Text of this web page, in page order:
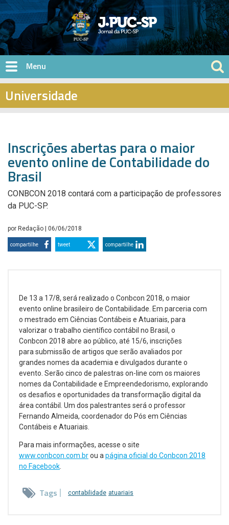
Pular para o conteúdo principal
Universidade
Inscrições abertas para o maior
evento online de Contabilidade do
Brasil
CONBCON 2018 contará com a participação de professores
da PUC-SP.
por Redação | 06/06/2018
compartilhe tweet compartilhe
De 13 a 17/8, será realizado o Conbcon 2018, o maior
evento online brasileiro de Contabilidade. Em parceria com
o mestrado em Ciências Contábeis e Atuariais, para
valorizar o trabalho científico contábil no Brasil, o
Conbcon 2018 abre ao público, até 15/6, inscrições
para submissão de artigos que serão avaliados por
grandes nomes da academia e divulgados durante o
evento. Serão cinco de palestras on-line com os maiores
nomes da Contabilidade e Empreendedorismo, explorando
os desafios e oportunidades da transformação digital da
área contábil. Um dos palestrantes será o professor
Fernando Almeida, coordenador do Pós em Ciências
Contábeis e Atuariais.
Para mais informações, acesse o site
www.conbcon.com.brou a página oficial do Conbcon 2018
no Facebook
Tags contabilidade atuariais